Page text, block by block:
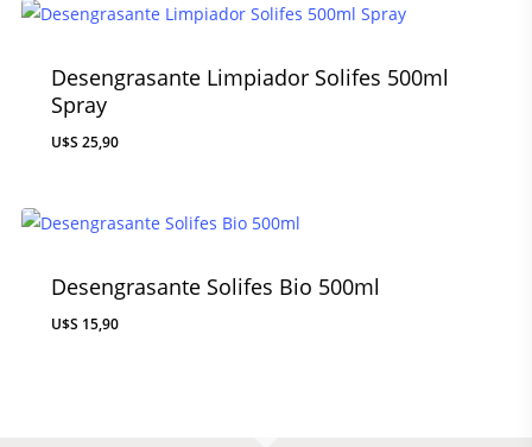
Desengrasante Limpiador Solifes 500ml
Spray
$ 25,90
Desengrasante Solifes Bio 500ml
$ 15,90